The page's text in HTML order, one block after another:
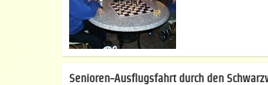
Senioren-Ausflugsfahrt durch den